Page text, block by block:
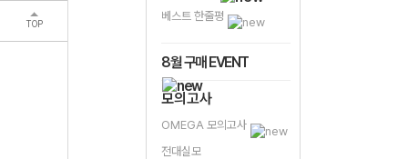
TOP
베스트 한줄평
8월 구매 EVENT
모의고사
OMEGA 모의고사
전대실모